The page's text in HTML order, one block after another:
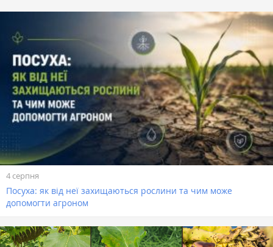
4 серпня
Посуха: як від неї захищаються рослини та чим може
допомогти агроном